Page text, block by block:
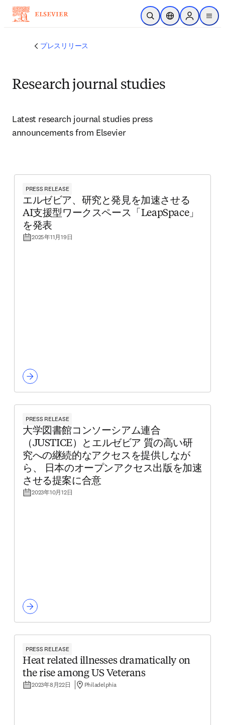
メインのコンテンツにスキップ
検索を開くロケーションセレ
Sign in to
menu
プレスリリース
Research journal studies
Latest research journal studies press
announcements from Elsevier
PRESS RELEASE
エルゼビア、研究と発見を加速させる
AI支援型ワークスペース「LeapSpace」
を発表
2025年11月19日
PRESS RELEASE
大学図書館コンソーシアム連合
（JUSTICE）とエルゼビア 質の高い研
究への継続的なアクセスを提供しなが
ら、 日本のオープンアクセス出版を加速
させる提案に合意
2023年10月12日
PRESS RELEASE
Heat related illnesses dramatically on
the rise among US Veterans
2023年8月22日 Philadelphia